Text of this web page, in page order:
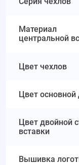
Материал
центральной
Цвет чехлов
Цвет основной
Цвет двойной
вставки
Вышивка